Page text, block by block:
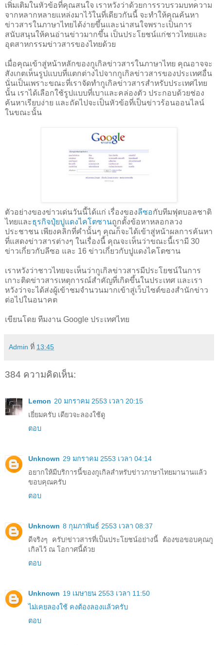
เพิ่มเติมในหัวข้อที่คุณสนใจ เราหวังว่าด้วยการรวบรวมบทความ
จากหลากหลายแหล่งมาไว้ในที่เดียวกันนี้ จะทำให้คุณค้นหา
ข่าวสารในภาษาไทยได้ง่ายขึ้นและน่าสนใจพราะเป็นการ
สนับสนุนให้คนอ่านข่าวมากขึ้น เป็นประโยชน์แก่ชาวไทยและ
อุตสาหกรรมข่าวสารของไทยด้วย
เมื่อคุณเข้าสู่หน้าหลักของกูเกิลข่าวสารในภาษาไทย คุณอาจจะ
สังเกตเห็นรูปแบบที่แตกต่างไปจากกูเกิลข่าวสารของประเทศอื่น
นั่นเป็นเพราะขณะที่เราจัดทำกูเกิลข่าวสารสำหรับประเทศไทย
นั้น เราได้เลือกใช้รูปแบบที่เบาและคล่องตัว ประกอบด้วยช่อง
ค้นหาเรียบง่าย และถัดไปจะเป็นหัวข้อที่เป็นข่าวร้อนออนไลน์
ในขณะนั้น
ตัวอย่างของข่าวเด่นวันนี้ได้แก่ เรื่องของลีซอกับทีมฟุตบอลชาติ
ไทยและธุรกิจปุ๋ยปูแดงไคโตซานถูกตั้งข้อหาหลอกลวง
ประชาชน เพียงคลิกที่คำนั้นๆ คุณก็จะได้เข้าสู่หน้าผลการค้นหา
ที่แสดงข่าวสารต่างๆ ในเรื่องนี้ คุณจะเห็นว่าขณะนี้เรามี 30
ข่าวเกี่ยวกับลีซอ และ 16 ข่าวเกี่ยวกับปูแดงไคโตซาน
เราหวังว่าชาวไทยจะเห็นว่ากูเกิลข่าวสารมีประโยชน์ในการ
เกาะติดข่าวสารเหตุการณ์สำคัญที่เกิดขึ้นในประเทศ และเรา
หวังว่าจะได้ส่งผู้เข้าชมจำนวนมากเข้าสู่เว็บไซต์ของสำนักข่าว
ต่อไปในอนาคต
เขียนโดย ทีมงาน Google ประเทศไทย
Admin ที่ 13:45
384 ความคิดเห็น:
Lemon 20 มกราคม 2553 เวลา 20:15
เยี่ยมครับ เดียวจะลองใช้ดู
ตอบ
Unknown 29 มกราคม 2553 เวลา 04:14
อยากให้มีบริการนี้ของกูเกิลสำหรับข่าวภาษาไทยมานานแล้ว
ขอบคุณครับ
ตอบ
Unknown 8 กุมภาพันธ์ 2553 เวลา 08:37
ดีจริงๆ ครับ!ข่าวสารที่เป็นประโยชน์อย่างนี้ ต้องขอขอบคุณกู
เกิลไว้ ณ โอกาศนี้ด้วย
ตอบ
Unknown 19 เมษายน 2553 เวลา 11:50
ไม่เคยลองใช้ คงต้องลองแล้วครับ
ตอบ